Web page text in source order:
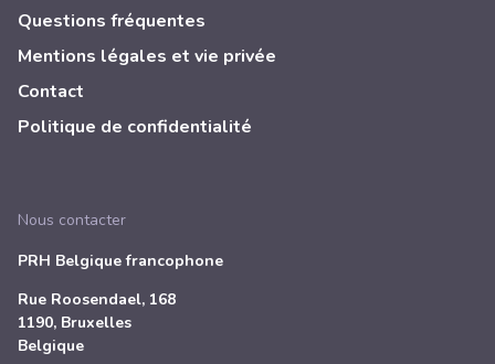
Questions fréquentes
Mentions légales et vie privée
Contact
Politique de confidentialité
Nous contacter
PRH Belgique francophone
Rue Roosendael, 168
1190, Bruxelles
Belgique